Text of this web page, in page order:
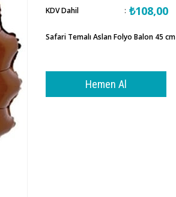
KDV Dahil : ₺108,00
Safari Temalı Aslan Folyo Balon 45 cm